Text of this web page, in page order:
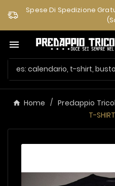
Spese Di Spedizione

Home Predappio
T-